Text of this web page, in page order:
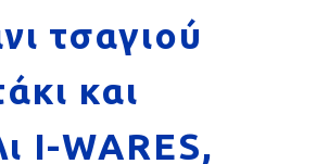
τσαγιού
και
I-WARES,